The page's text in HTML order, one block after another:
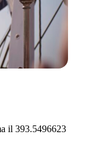
feste
il 393.5496623